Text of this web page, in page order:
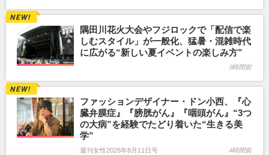
隅田川花火大会やフジロックで「配信で楽
しむスタイル」が一般化、猛暑・混雑時代
に広がる“新しい夏イベントの楽しみ方”
3時間前
ファッションデザイナー・ドン小西、『心
臓弁膜症』『膀胱がん』『咽頭がん』“3つ
の大病”を経験でたどり着いた“生きる美
学”
週刊女性2026年8月11日号 4時間前